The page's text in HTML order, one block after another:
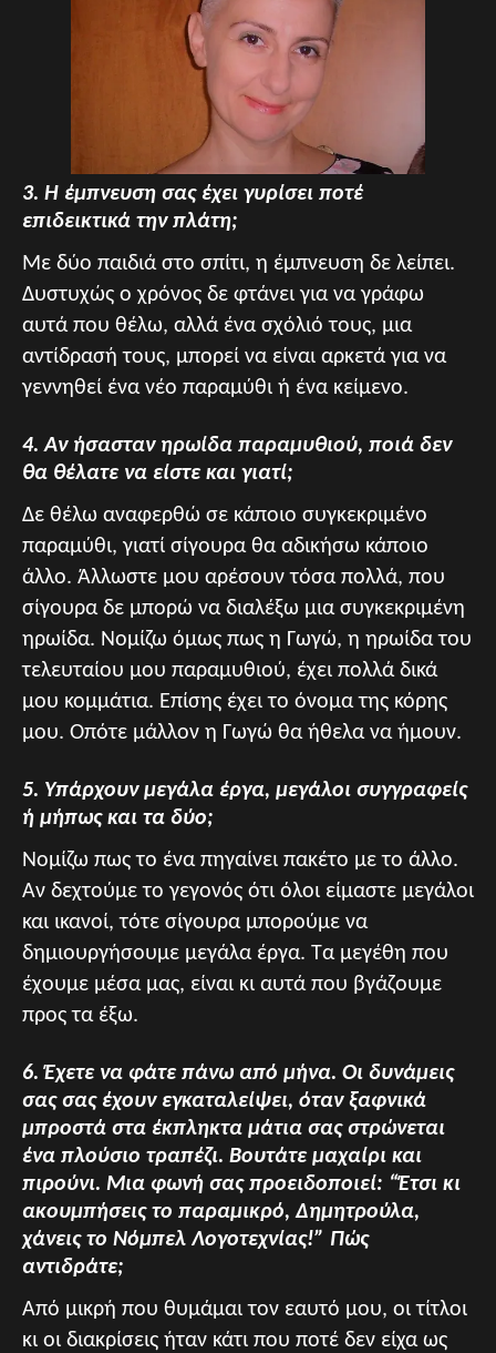
3. Η έμπνευση σας έχει γυρίσει ποτέ
επιδεικτικά την πλάτη;
Με δύο παιδιά στο σπίτι, η έμπνευση δε λείπει.
Δυστυχώς ο χρόνος δε φτάνει για να γράφω
αυτά που θέλω, αλλά ένα σχόλιό τους, μια
αντίδρασή τους, μπορεί να είναι αρκετά για να
γεννηθεί ένα νέο παραμύθι ή ένα κείμενο.
4. Αν ήσασταν ηρωίδα παραμυθιού, ποιά δεν
θα θέλατε να είστε και γιατί;
Δε θέλω αναφερθώ σε κάποιο συγκεκριμένο
παραμύθι, γιατί σίγουρα θα αδικήσω κάποιο
άλλο. Άλλωστε μου αρέσουν τόσα πολλά, που
σίγουρα δε μπορώ να διαλέξω μια συγκεκριμένη
ηρωίδα. Νομίζω όμως πως η Γωγώ, η ηρωίδα του
τελευταίου μου παραμυθιού, έχει πολλά δικά
μου κομμάτια. Επίσης έχει το όνομα της κόρης
μου. Οπότε μάλλον η Γωγώ θα ήθελα να ήμουν.
5. Υπάρχουν μεγάλα έργα, μεγάλοι συγγραφείς
ή μήπως και τα δύο;
Νομίζω πως το ένα πηγαίνει πακέτο με το άλλο.
Αν δεχτούμε το γεγονός ότι όλοι είμαστε μεγάλοι
και ικανοί, τότε σίγουρα μπορούμε να
δημιουργήσουμε μεγάλα έργα. Τα μεγέθη που
έχουμε μέσα μας, είναι κι αυτά που βγάζουμε
προς τα έξω.
6. Έχετε να φάτε πάνω από μήνα. Οι δυνάμεις
σας σας έχουν εγκαταλείψει, όταν ξαφνικά
μπροστά στα έκπληκτα μάτια σας στρώνεται
ένα πλούσιο τραπέζι. Βουτάτε μαχαίρι και
πιρούνι. Μια φωνή σας προειδοποιεί: “Έτσι κι
ακουμπήσεις το παραμικρό, Δημητρούλα,
χάνεις το Νόμπελ Λογοτεχνίας!” Πώς
αντιδράτε;
Από μικρή που θυμάμαι τον εαυτό μου, οι τίτλοι
κι οι διακρίσεις ήταν κάτι που ποτέ δεν είχα ως